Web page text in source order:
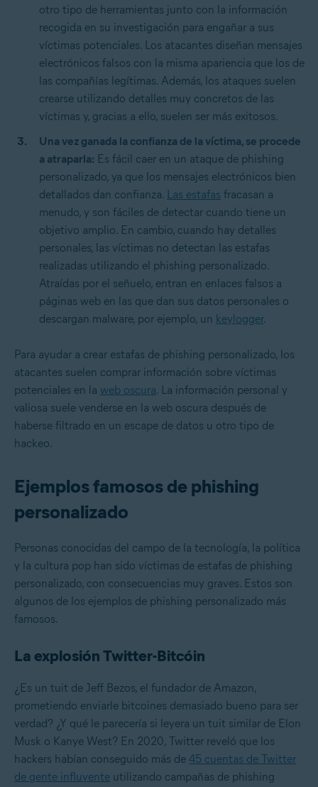
otro tipo de herramientas junto con la información
recogida en su investigación para engañar a sus
víctimas potenciales. Los atacantes diseñan mensajes
electrónicos falsos con la misma apariencia que los de
las compañías legítimas. Además, los ataques suelen
crearse utilizando detalles muy concretos de las
víctimas y, gracias a ello, suelen ser más exitosos.
Una vez ganada la confianza de la víctima, se procede
a atraparla: Es fácil caer en un ataque de phishing
personalizado, ya que los mensajes electrónicos bien
detallados dan confianza. Las estafas fracasan a
menudo, y son fáciles de detectar cuando tiene un
objetivo amplio. En cambio, cuando hay detalles
personales, las víctimas no detectan las estafas
realizadas utilizando el phishing personalizado.
Atraídas por el señuelo, entran en enlaces falsos a
páginas web en las que dan sus datos personales o
descargan malware, por ejemplo, un keylogger.
Para ayudar a crear estafas de phishing personalizado, los
atacantes suelen comprar información sobre víctimas
potenciales en la web oscura. La información personal y
valiosa suele venderse en la web oscura después de
haberse filtrado en un escape de datos u otro tipo de
hackeo.
Ejemplos famosos de phishing
personalizado
Personas conocidas del campo de la tecnología, la política
y la cultura pop han sido víctimas de estafas de phishing
personalizado, con consecuencias muy graves. Estos son
algunos de los ejemplos de phishing personalizado más
famosos.
La explosión Twitter-Bitcóin
¿Es un tuit de Jeff Bezos, el fundador de Amazon,
prometiendo enviarle bitcoines demasiado bueno para ser
verdad? ¿Y qué le parecería si leyera un tuit similar de Elon
Musk o Kanye West? En 2020, Twitter reveló que los
hackers habían conseguido más de 45 cuentas de Twitter
de gente influyente utilizando campañas de phishing